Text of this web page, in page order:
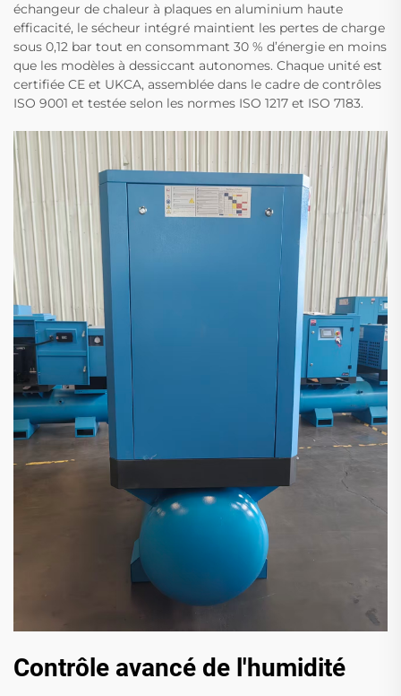
échangeur de chaleur à plaques en aluminium haute
efficacité, le sécheur intégré maintient les pertes de charge
sous 0,12 bar tout en consommant 30 % d’énergie en moins
que les modèles à dessiccant autonomes. Chaque unité est
certifiée CE et UKCA, assemblée dans le cadre de contrôles
ISO 9001 et testée selon les normes ISO 1217 et ISO 7183.
Contrôle avancé de l'humidité